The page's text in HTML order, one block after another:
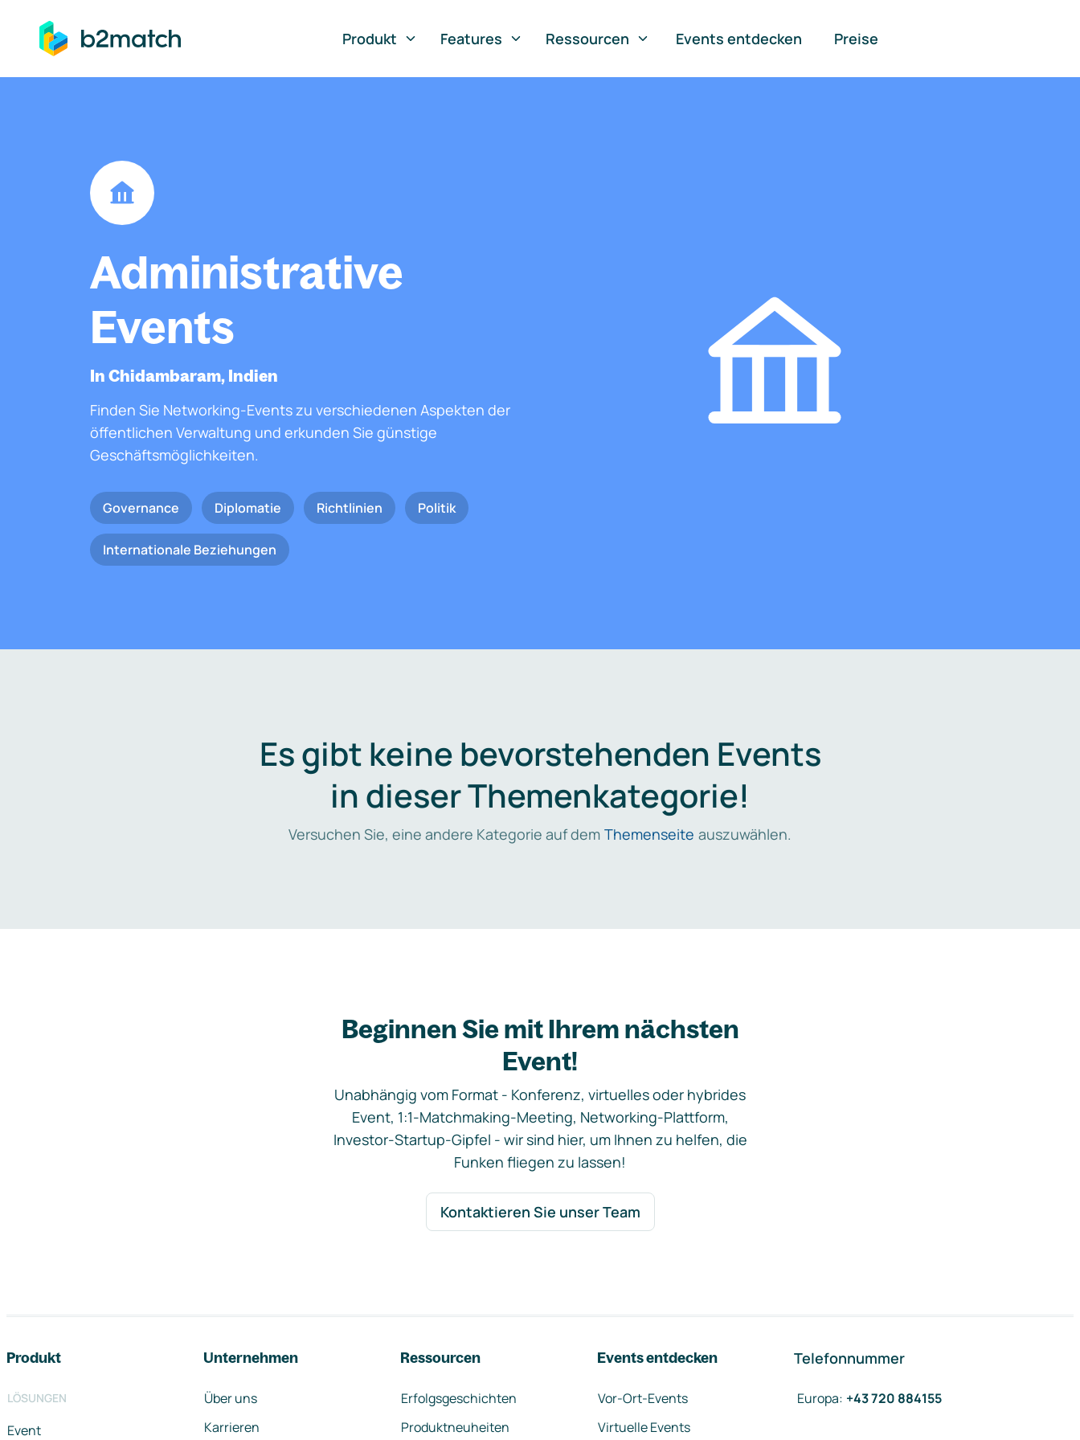
springen
Produkt
Features Ressourcen Events entdecken Preise
Administrative
Events
In Chidambaram, Indien
Finden Sie Networking-Events zu verschiedenen Aspekten der
öffentlichen Verwaltung und erkunden Sie günstige
Geschäftsmöglichkeiten.
Governance Diplomatie Richtlinien Politik
Internationale Beziehungen
Es gibt keine bevorstehenden Events
in dieser Themenkategorie!
Versuchen Sie, eine andere Kategorie auf dem Themenseite auszuwählen.
Beginnen Sie mit Ihrem nächsten
Event!
Unabhängig vom Format - Konferenz, virtuelles oder hybrides
Event, 1:1-Matchmaking-Meeting, Networking-Plattform,
Investor-Startup-Gipfel - wir sind hier, um Ihnen zu helfen, die
Funken fliegen zu lassen!
Kontaktieren Sie unser Team
Produkt
LÖSUNGEN
Event
Unternehmen
Über uns
Karrieren
Ressourcen
Erfolgsgeschichten
Produktneuheiten
Events entdecken
Vor-Ort-Events
Virtuelle Events
Telefonnummer
Europa: +43 720 884155